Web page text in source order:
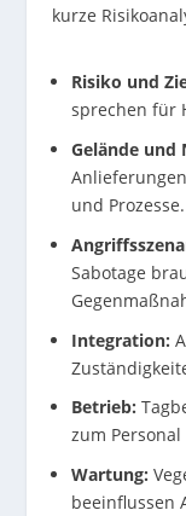
kurze
Risiko und
sprechen für
Gelände und
und Prozesse.
Sabotage
Integration:
Betrieb:
zum
Wartung:
beeinflussen